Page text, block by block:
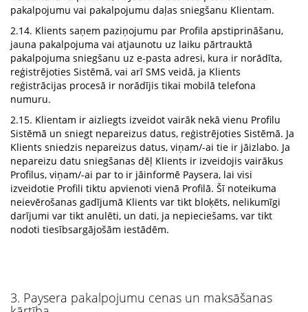
pakalpojumu vai pakalpojumu daļas sniegšanu Klientam.
2.14. Klients saņem paziņojumu par Profila apstiprināšanu,
jauna pakalpojuma vai atjaunotu uz laiku pārtrauktā
pakalpojuma sniegšanu uz e-pasta adresi, kura ir norādīta,
reģistrējoties Sistēmā, vai arī SMS veidā, ja Klients
reģistrācijas procesā ir norādījis tikai mobilā telefona
numuru.
2.15. Klientam ir aizliegts izveidot vairāk nekā vienu Profilu
Sistēmā un sniegt nepareizus datus, reģistrējoties Sistēmā. Ja
Klients sniedzis nepareizus datus, viņam/-ai tie ir jāizlabo. Ja
nepareizu datu sniegšanas dēļ Klients ir izveidojis vairākus
Profilus, viņam/-ai par to ir jāinformē Paysera, lai visi
izveidotie Profili tiktu apvienoti vienā Profilā. Šī noteikuma
neievērošanas gadījumā Klients var tikt bloķēts, nelikumīgi
darījumi var tikt anulēti, un dati, ja nepieciešams, var tikt
nodoti tiesībsargājošām iestādēm.
3. Paysera pakalpojumu cenas un maksāšanas